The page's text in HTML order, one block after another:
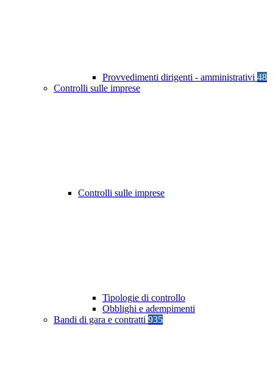
Provvedimenti dirigenti - amministrativi 48
Controlli sulle imprese
Controlli sulle imprese
Tipologie di controllo
Obblighi e adempimenti
Bandi di gara e contratti 935